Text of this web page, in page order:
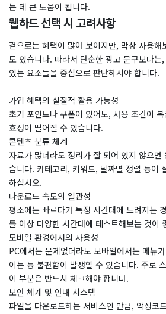
는 데 큰 도움이 됩니다.
웹하드 선택 시 고려사항
겉으로는 혜택이 많아 보이지만, 막상 사용
도 있습니다. 따라서 단순한 광고 문구보다
있는 요소들을 중심으로 판단하셔야 합니다.
가입 혜택의 실질적 활용 가능성
초기 포인트나 쿠폰이 있어도, 사용 조건이
효성이 떨어질 수 있습니다.
콘텐츠 분류 체계
자료가 많더라도 정리가 잘 되어 있지 않으면
습니다. 카테고리, 키워드, 날짜별 정렬 등이
하십시오.
다운로드 속도의 일관성
평소에는 빠르다가 특정 시간대에 느려지는
틀 이상 다양한 시간대에 테스트해보는 것이
모바일 환경에서의 사용성
PC에서는 문제없더라도 모바일에서는 메뉴
이는 등 불편함이 발생할 수 있습니다. 주로
이 부분은 반드시 체크해야 합니다.
보안 체계 및 안내 시스템
파일을 다운로드하는 서비스인 만큼, 악성코